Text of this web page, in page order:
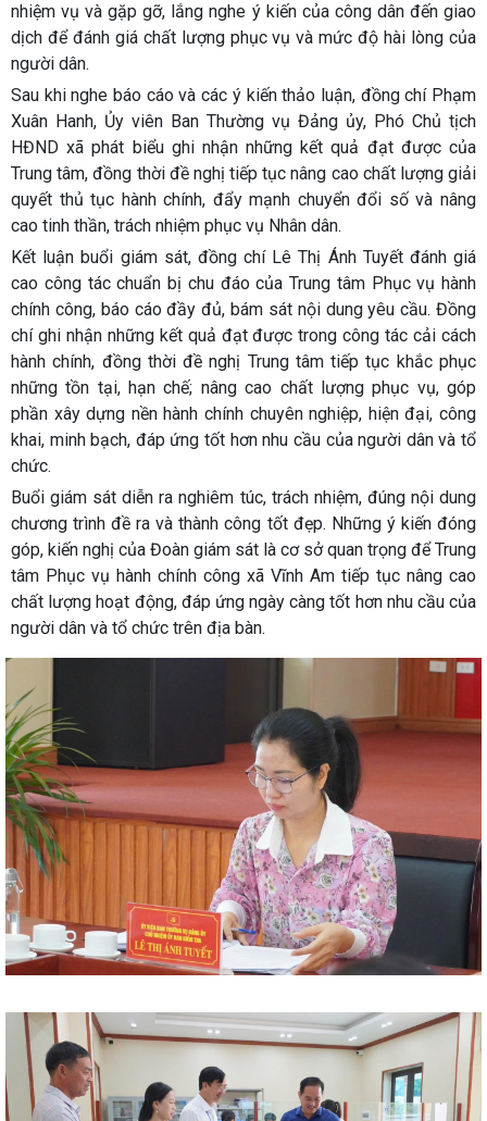
nhiệm vụ và gặp gỡ, lắng nghe ý kiến của công dân đến giao
dịch để đánh giá chất lượng phục vụ và mức độ hài lòng của
người dân.
Sau khi nghe báo cáo và các ý kiến thảo luận, đồng chí Phạm
Xuân Hanh, Ủy viên Ban Thường vụ Đảng ủy, Phó Chủ tịch
HĐND xã phát biểu ghi nhận những kết quả đạt được của
Trung tâm, đồng thời đề nghị tiếp tục nâng cao chất lượng giải
quyết thủ tục hành chính, đẩy mạnh chuyển đổi số và nâng
cao tinh thần, trách nhiệm phục vụ Nhân dân.
Kết luận buổi giám sát, đồng chí Lê Thị Ánh Tuyết đánh giá
cao công tác chuẩn bị chu đáo của Trung tâm Phục vụ hành
chính công, báo cáo đầy đủ, bám sát nội dung yêu cầu. Đồng
chí ghi nhận những kết quả đạt được trong công tác cải cách
hành chính, đồng thời đề nghị Trung tâm tiếp tục khắc phục
những tồn tại, hạn chế; nâng cao chất lượng phục vụ, góp
phần xây dựng nền hành chính chuyên nghiệp, hiện đại, công
khai, minh bạch, đáp ứng tốt hơn nhu cầu của người dân và tổ
chức.
Buổi giám sát diễn ra nghiêm túc, trách nhiệm, đúng nội dung
chương trình đề ra và thành công tốt đẹp. Những ý kiến đóng
góp, kiến nghị của Đoàn giám sát là cơ sở quan trọng để Trung
tâm Phục vụ hành chính công xã Vĩnh Am tiếp tục nâng cao
chất lượng hoạt động, đáp ứng ngày càng tốt hơn nhu cầu của
người dân và tổ chức trên địa bàn.